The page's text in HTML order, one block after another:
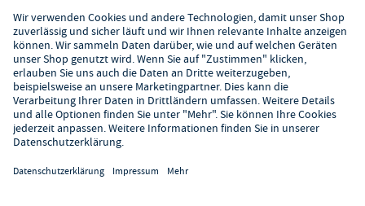
**Die Tiefpreisgarantie ist nicht mit anderen Aktionen oder
Rabatten kombinierbar.
© 2026 GastroHero - Gastronomiebedarf -